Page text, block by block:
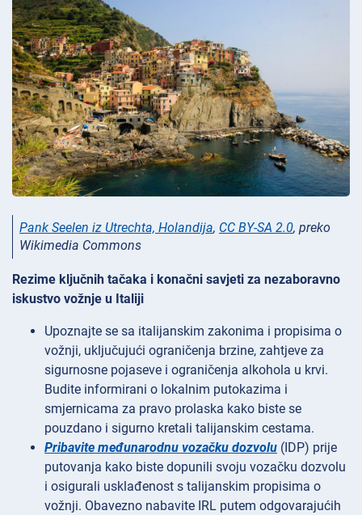
Pank Seelen iz Utrechta, Holandija, CC BY-SA 2.0, preko
Wikimedia Commons
Rezime ključnih tačaka i konačni savjeti za nezaboravno
iskustvo vožnje u Italiji
Upoznajte se sa italijanskim zakonima i propisima o
vožnji, uključujući ograničenja brzine, zahtjeve za
sigurnosne pojaseve i ograničenja alkohola u krvi.
Budite informirani o lokalnim putokazima i
smjernicama za pravo prolaska kako biste se
pouzdano i sigurno kretali talijanskim cestama.
Pribavite međunarodnu vozačku dozvolu (IDP) prije
putovanja kako biste dopunili svoju vozačku dozvolu
i osigurali usklađenost s talijanskim propisima o
vožnji. Obavezno nabavite IRL putem odgovarajućih